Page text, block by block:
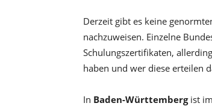
Derzeit gibt es keine
nachzuweisen. Einzelne
Schulungszertifikaten,
haben und wer diese erteilen
In Baden-Württembergist